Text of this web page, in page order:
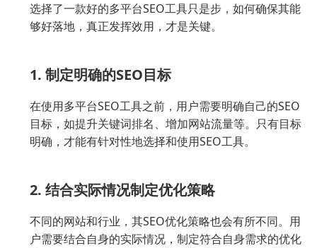
选择了一款好的多平台SEO工具只是步，如何确保其能
够好落地，真正发挥效用，才是关键。
1. 制定明确的SEO目标
在使用多平台SEO工具之前，用户需要明确自己的SEO
目标，如提升关键词排名、增加网站流量等。只有目标
明确，才能有针对性地选择和使用SEO工具。
2. 结合实际情况制定优化策略
不同的网站和行业，其SEO优化策略也会有所不同。用
户需要结合自身的实际情况，制定符合自身需求的优化